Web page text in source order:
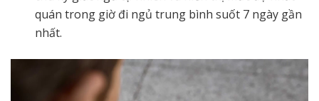
quán trong giờ đi ngủ trung bình suốt 7 ngày gần
nhất.